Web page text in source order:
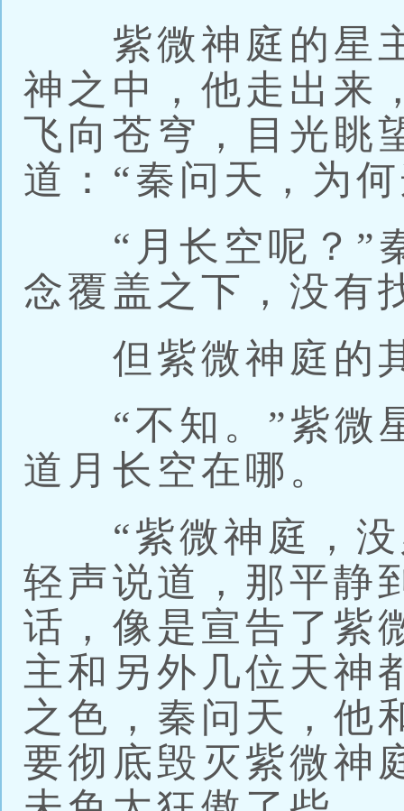
紫微神庭的星主
神之中，他走出来
飞向苍穹，目光眺
道：“秦问天，为
“月长空呢？”
念覆盖之下，没有
但紫微神庭的
“不知。”紫微
道月长空在哪。
“紫微神庭，没
轻声说道，那平静
话，像是宣告了紫
主和另外几位天神
之色，秦问天，他
要彻底毁灭紫微神